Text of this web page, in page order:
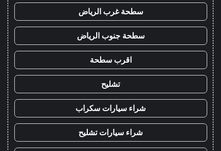
سطحة غرب الرياض
سطحة جنوب الرياض
اقرب سطحة
تشليح
شراء سيارات سكراب
شراء سيارات تشليح